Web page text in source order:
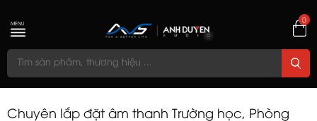
0
MENU
Chuyên lắp đặt âm thanh Trường học, Phòng